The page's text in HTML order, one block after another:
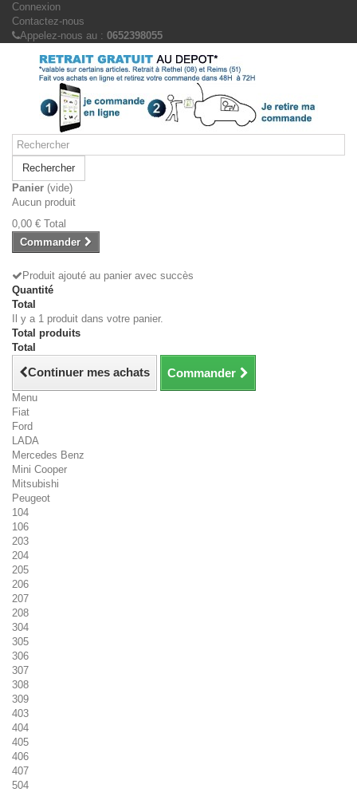
Connexion
Contactez-nous
Appelez-nous au : 0652398055
Rechercher
Panier (vide)
Aucun produit
0,00 € Total
Commander
Produit ajouté au panier avec succès
Quantité
Total
Il y a 1 produit dans votre panier.
Total produits
Total
Continuer mes achats Commander
Menu
Fiat
Ford
LADA
Mercedes Benz
Mini Cooper
Mitsubishi
Peugeot
104
106
203
204
205
206
207
208
304
305
306
307
308
309
403
404
405
406
407
504